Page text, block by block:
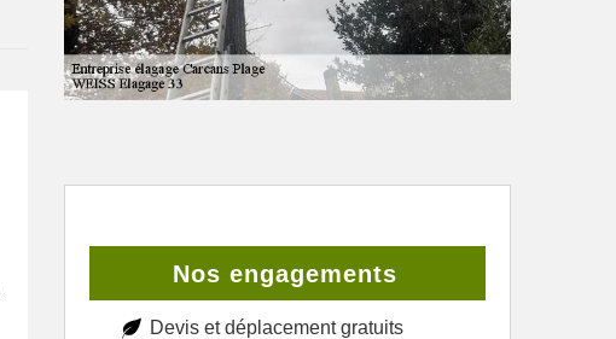
Nos engagements
Devis et déplacement gratuits